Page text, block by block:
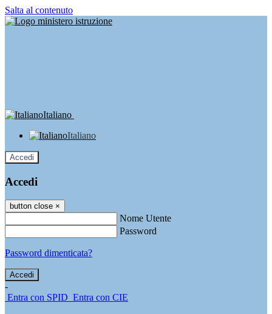
Salta al contenuto
Italiano
Italiano
Accedi
Accedi
button close ×
Nome Utente
Password
Password dimenticata?
-
Entra con SPID Entra con CIE